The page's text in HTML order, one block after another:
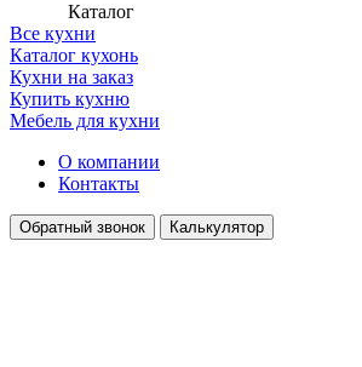
Каталог
Все кухни
Каталог кухонь
Кухни на заказ
Купить кухню
Мебель для кухни
О компании
Контакты
Обратный звонок Калькулятор